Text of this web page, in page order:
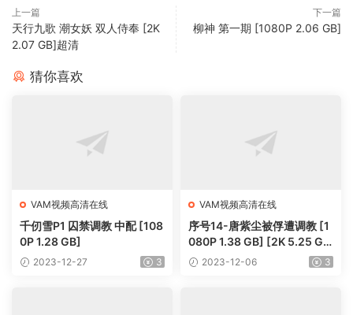
上一篇
天行九歌 潮女妖 双人侍奉 [2K
2.07 GB]超清
下一篇
柳神 第一期 [1080P 2.06 GB]
猜你喜欢
VAM视频高清在线
千仞雪P1 囚禁调教 中配 [108
0P 1.28 GB]
2023-12-27 3
VAM视频高清在线
序号14-唐紫尘被俘遭调教 [1
080P 1.38 GB] [2K 5.25 G
B] 2023-12-06 3